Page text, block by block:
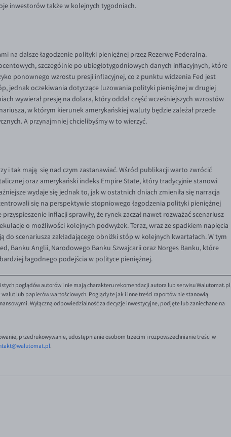
inwestorów także w kolejnych tygodniach.
na dalsze łagodzenie polityki pieniężnej przez Rezerwę Federalną.
szczególnie po ubiegłotygodniowych danych inflacyjnych, które
ponownego wzrostu presji inflacyjnej, co z punktu widzenia Fed jest
jednak oczekiwania dotyczące luzowania polityki pieniężnej w drugiej
wywierał presję na dolara, który oddał część wcześniejszych wzrostów
w którym kierunek amerykańskiej waluty będzie zależał przede
A przynajmniej chcielibyśmy w to wierzyć.
i tak mają się nad czym zastanawiać. Wśród publikacji warto zwrócić
oraz amerykański indeks Empire State, który tradycyjnie stanowi
wydaje się jednak to, jak w ostatnich dniach zmieniła się narracja
się na perspektywie stopniowego łagodzenia polityki pieniężnej
inflacji sprawiły, że rynek zaczął nawet rozważać scenariusz
o możliwości kolejnych podwyżek. Teraz, wraz ze spadkiem napięcia
scenariusza zakładającego obniżki stóp w kolejnych kwartałach. W tym
Banku Anglii, Narodowego Banku Szwajcarii oraz Norges Banku, które
łagodnego podejścia w polityce pieniężnej.
poglądów autorów i nie mają charakteru rekomendacji autora lub serwisu Walutomat.pl
lub papierów wartościowych. Poglądy te jak i inne treści raportów nie stanowią
Wyłączną odpowiedzialność za decyzje inwestycyjne, podjęte lub zaniechane na
przedrukowywanie, udostępnianie osobom trzecim i rozpowszechnianie treści w
.